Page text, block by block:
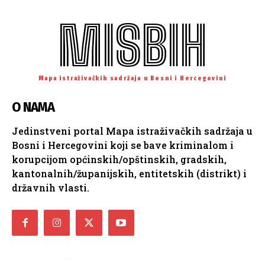
MISBIH
Mapa istraživačkih sadržaja u Bosni i Hercegovini
O NAMA
Jedinstveni portal Mapa istraživačkih sadržaja u
Bosni i Hercegovini koji se bave kriminalom i
korupcijom općinskih/opštinskih, gradskih,
kantonalnih/županijskih, entitetskih (distrikt) i
državnih vlasti.